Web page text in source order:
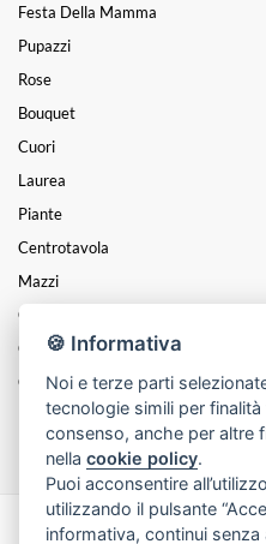
Festa Della Mamma
Pupazzi
Rose
Bouquet
Cuori
Laurea
Piante
Centrotavola
Mazzi
Composizioni
Coroncine
Cesti
Funebre
🍪 Informativa
Noi e terze parti
tecnologie simili per
consenso, anche per altre
nellacookie policy.
Puoi acconsentire
utilizzando il pulsante
informativa, continui senza